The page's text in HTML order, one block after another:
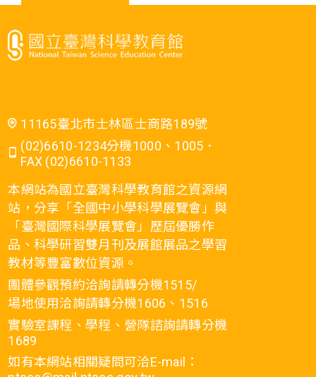
11165臺北市士林區士商路189號
(02)6610-1234分機1000、1005．
FAX (02)6610-1133
本網站為國立臺灣科學教育館之資源網
站，分享「全國中小學科學展覽會」與
「臺灣國際科學展覽會」歷屆優勝作
品、科學研習雙月刊及展館展品之學習
教材等豐富數位資源。
團體參觀預約洽詢請轉分機1515/
場地使用洽詢請轉分機1606、1516
實驗室課程、學程、營隊諮詢請轉分機
1689
如有本網站相關疑問可洽E-mail：